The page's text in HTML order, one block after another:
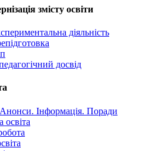
змісту освіти
діяльність
досвід
Інформація. Поради
освіта